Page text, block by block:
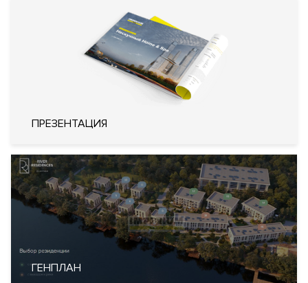
воздуха типа VRF (Variable
Refrigerant Volume)
Кондиционирование
Центральное
Приточно-вытяжная
Индивидуальный тепловой пункт
ThyssenKrupp (Германия)
ЖК River Residence (Ривер Резиденс)
Преимущества дома
Уникальный формат для городской недвижимости. Клубный
комплекс апартаментов, пентхаусов, таунхаусов и
резиденций. Премиальная локация в "Серебряном бору".
Закрытая территория 2,5 га. Большой выбор планировочных
ПРЕЗЕНТАЦИЯ
ГЕНПЛАН